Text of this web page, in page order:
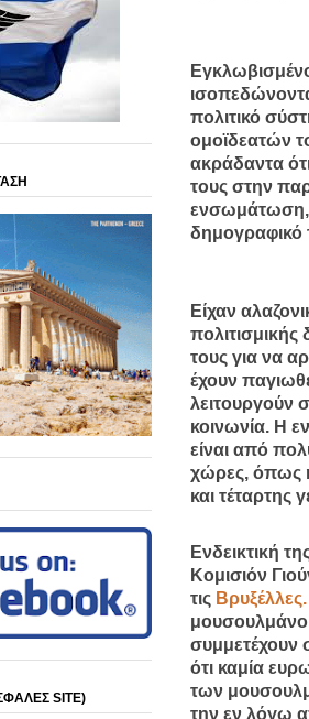
πολιτικό
ομοϊδεατών
ακράδαντα
τους στην
ενσωμάτωση,
δημογραφικό
Είχαν
τους για να
έχουν
λειτουργούν
κοινωνία. Η
είναι από
χώρες, όπως η
και τέταρτης
Ενδεικτική
Κομισιόν
τις Βρυξέλλες.
συμμετέχουν
ότι καμία
των
την εν λόγω
SITE)